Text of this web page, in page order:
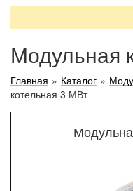
Модульная
Главная » Каталог »
котельная 3 МВт